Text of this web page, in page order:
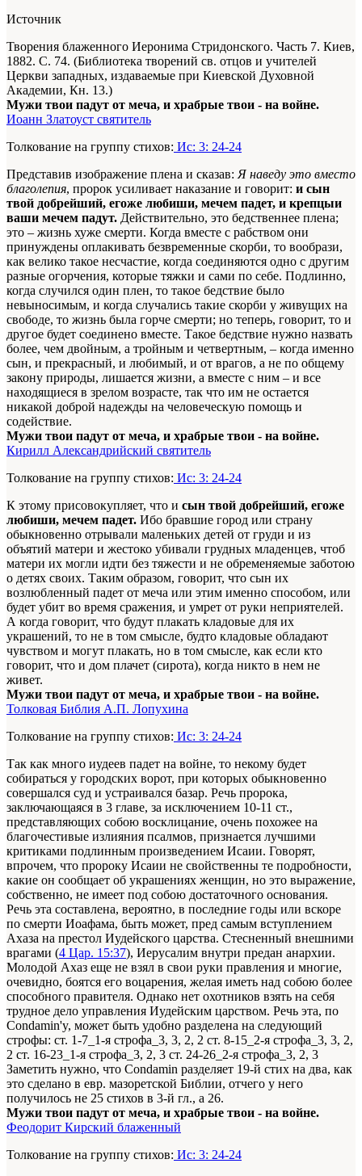
Источник
Творения блаженного Иеронима Стридонского. Часть 7. Киев,
1882. С. 74. (Библиотека творений св. отцов и учителей
Церкви западных, издаваемые при Киевской Духовной
Академии, Кн. 13.)
Мужи твои падут от меча, и храбрые твои - на войне.
Иоанн Златоуст святитель
Толкование на группу стихов: Ис: 3: 24-24
Представив изображение плена и сказав: Я наведу это вместо
благолепия, пророк усиливает наказание и говорит: и сын
твой добрейший, егоже любиши, мечем падет, и крепцыи
ваши мечем падут. Действительно, это бедственнее плена;
это – жизнь хуже смерти. Когда вместе с рабством они
принуждены оплакивать безвременные скорби, то вообрази,
как велико такое несчастие, когда соединяются одно с другим
разные огорчения, которые тяжки и сами по себе. Подлинно,
когда случился один плен, то такое бедствие было
невыносимым, и когда случались такие скорби у живущих на
свободе, то жизнь была горче смерти; но теперь, говорит, то и
другое будет соединено вместе. Такое бедствие нужно назвать
более, чем двойным, а тройным и четвертным, – когда именно
сын, и прекрасный, и любимый, и от врагов, а не по общему
закону природы, лишается жизни, а вместе с ним – и все
находящиеся в зрелом возрасте, так что им не остается
никакой доброй надежды на человеческую помощь и
содействие.
Мужи твои падут от меча, и храбрые твои - на войне.
Кирилл Александрийский святитель
Толкование на группу стихов: Ис: 3: 24-24
К этому присовокупляет, что и сын твой добрейший, егоже
любиши, мечем падет. Ибо бравшие город или страну
обыкновенно отрывали маленьких детей от груди и из
объятий матери и жестоко убивали грудных младенцев, чтоб
матери их могли идти без тяжести и не обременяемые заботою
о детях своих. Таким образом, говорит, что сын их
возлюбленный падет от меча или этим именно способом, или
будет убит во время сражения, и умрет от руки неприятелей.
А когда говорит, что будут плакать кладовые для их
украшений, то не в том смысле, будто кладовые обладают
чувством и могут плакать, но в том смысле, как если кто
говорит, что и дом плачет (сирота), когда никто в нем не
живет.
Мужи твои падут от меча, и храбрые твои - на войне.
Толковая Библия А.П. Лопухина
Толкование на группу стихов: Ис: 3: 24-24
Так как много иудеев падет на войне, то некому будет
собираться у городских ворот, при которых обыкновенно
совершался суд и устраивался базар. Речь пророка,
заключающаяся в 3 главе, за исключением 10-11 ст.,
представляющих собою восклицание, очень похожее на
благочестивые излияния псалмов, признается лучшими
критиками подлинным произведением Исаии. Говорят,
впрочем, что пророку Исаии не свойственны те подробности,
какие он сообщает об украшениях женщин, но это выражение,
собственно, не имеет под собою достаточного основания.
Речь эта составлена, вероятно, в последние годы или вскоре
по смерти Иоафама, быть может, пред самым вступлением
Ахаза на престол Иудейского царства. Стесненный внешними
врагами (4 Цар. 15:37), Иерусалим внутри предан анархии.
Молодой Ахаз еще не взял в свои руки правления и многие,
очевидно, боятся его воцарения, желая иметь над собою более
способного правителя. Однако нет охотников взять на себя
трудное дело управления Иудейским царством. Речь эта, по
Condamin'y, может быть удобно разделена на следующий
строфы: ст. 1-7_1-я строфа_3, 3, 2, 2 ст. 8-15_2-я строфа_3, 3, 2,
2 ст. 16-23_1-я строфа_3, 2, 3 ст. 24-26_2-я строфа_3, 2, 3
Заметить нужно, что Condamin разделяет 19-й стих на два, как
это сделано в евр. мазоретской Библии, отчего у него
получилось не 25 стихов в 3-й гл., а 26.
Мужи твои падут от меча, и храбрые твои - на войне.
Феодорит Кирский блаженный
Толкование на группу стихов: Ис: 3: 24-24